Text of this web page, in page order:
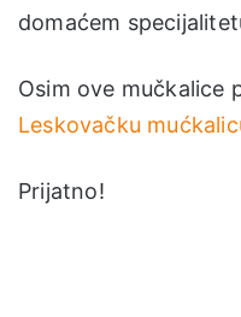
domaćem
Osim ove mučkalice
Leskovačku
Prijatno!